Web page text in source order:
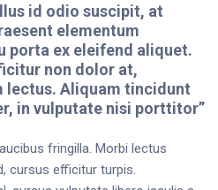
id odio suscipit, at
elementum
porta ex eleifend aliquet.
non dolor at,
lectus. Aliquam tincidunt
in vulputate nisi porttitor”
fringilla. Morbi lectus
cursus efficitur turpis.